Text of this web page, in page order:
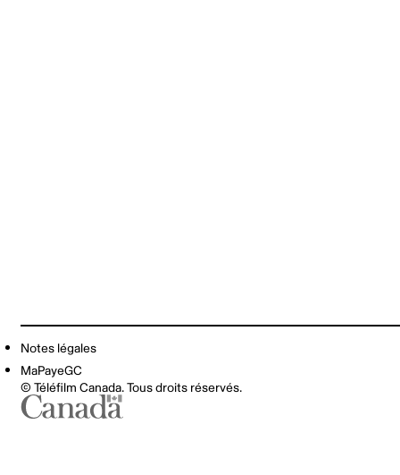
Notes légales
MaPayeGC
© Téléfilm Canada. Tous droits réservés.